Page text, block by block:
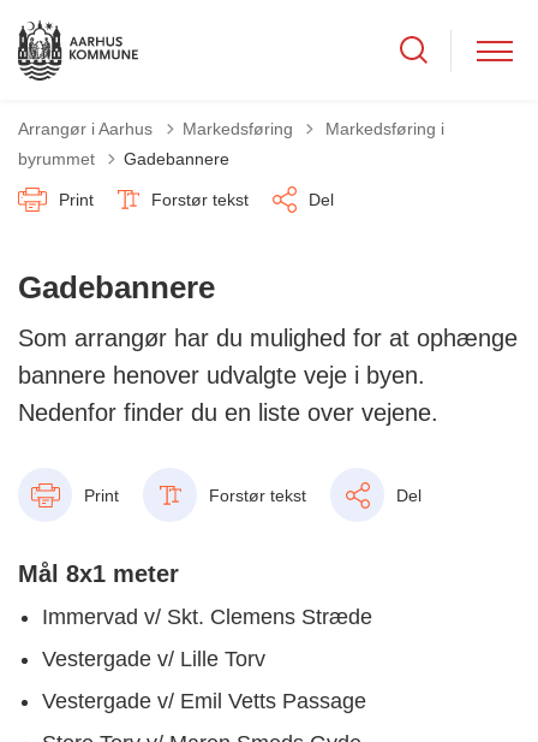
Arrangør i Aarhus Markedsføring Tilbage til
Markedsføring i
byrummet
Gadebannere
Print Forstør tekst Del
Gadebannere
Som arrangør har du mulighed for at ophænge
bannere henover udvalgte veje i byen.
Nedenfor finder du en liste over vejene.
Print Forstør tekst Del
Mål 8x1 meter
Immervad v/ Skt. Clemens Stræde
Vestergade v/ Lille Torv
Vestergade v/ Emil Vetts Passage